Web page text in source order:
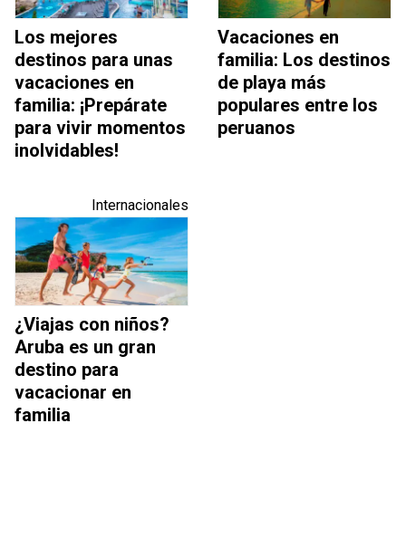
Los mejores
destinos para unas
vacaciones en
familia: ¡Prepárate
para vivir momentos
inolvidables!
Vacaciones en
familia: Los destinos
de playa más
populares entre los
peruanos
Internacionales
¿Viajas con niños?
Aruba es un gran
destino para
vacacionar en
familia